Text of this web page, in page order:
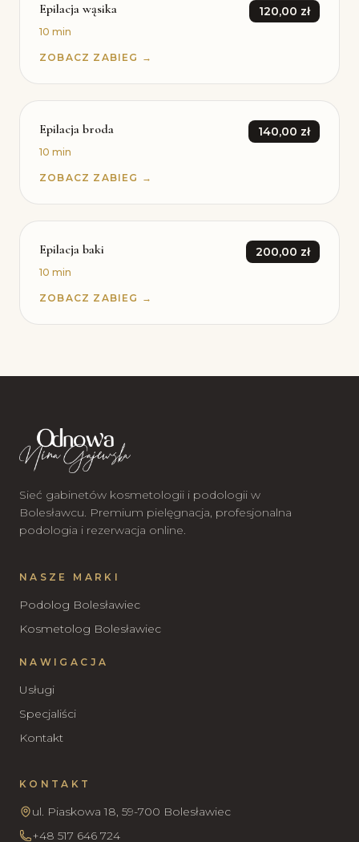
Epilacja wąsika 120,00 zł
10 min
ZOBACZ ZABIEG →
Epilacja broda 140,00 zł
10 min
ZOBACZ ZABIEG →
Epilacja baki 200,00 zł
10 min
ZOBACZ ZABIEG →
Sieć gabinetów kosmetologii i podologii w
Bolesławcu. Premium pielęgnacja, profesjonalna
podologia i rezerwacja online.
NASZE MARKI
Podolog Bolesławiec
Kosmetolog Bolesławiec
NAWIGACJA
Usługi
Specjaliści
Kontakt
KONTAKT
ul. Piaskowa 18, 59-700 Bolesławiec
+48 517 646 724